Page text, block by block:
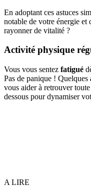
En adoptant ces astuces
notable de votre énergie et
rayonner de vitalité ?
Activité physique
Vous vous sentez fatigué
Pas de panique ! Quelques
vous aider à retrouver
dessous pour dynamiser
A LIRE